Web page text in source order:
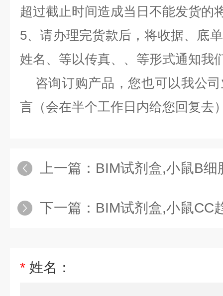
超过截止时间造成当日不能发货的
5、请办理完货款后，将收据、底
姓名、等以传真、、等形式通知我
咨询订购产品，您也可以我公
言（会在半个工作日内给您回复去
上一篇： BIM试剂盒,小鼠B细胞活化因子
下一篇： BIM试剂盒,小鼠CC趋化因子
* 姓名：